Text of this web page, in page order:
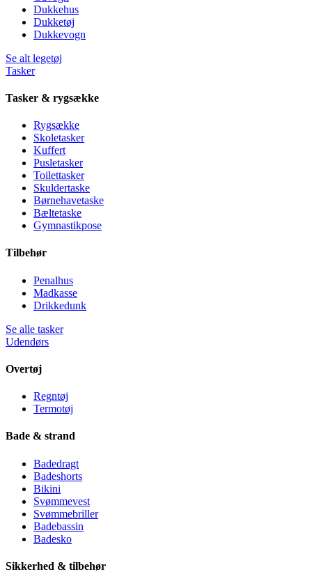
Dukkehus
Dukketøj
Dukkevogn
Se alt legetøj
Tasker
Tasker & rygsække
Rygsække
Skoletasker
Kuffert
Pusletasker
Toilettasker
Skuldertaske
Børnehavetaske
Bæltetaske
Gymnastikpose
Tilbehør
Penalhus
Madkasse
Drikkedunk
Se alle tasker
Udendørs
Overtøj
Regntøj
Termotøj
Bade & strand
Badedragt
Badeshorts
Bikini
Svømmevest
Svømmebriller
Badebassin
Badesko
Sikkerhed & tilbehør